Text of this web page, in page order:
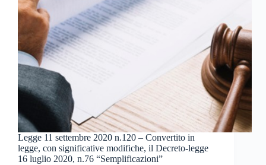
Legge 11 settembre 2020 n.120 – Convertito in
legge, con significative modifiche, il Decreto-legge
16 luglio 2020, n.76 “Semplificazioni”